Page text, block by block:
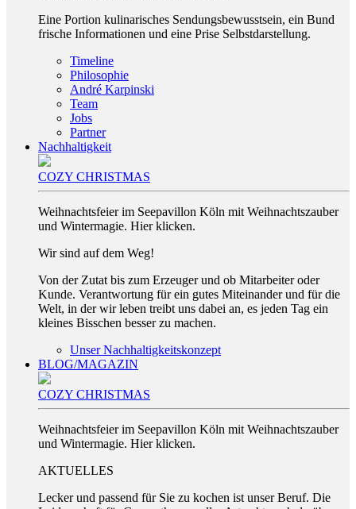
Eine Portion kulinarisches Sendungsbewusstsein, ein Bund
frische Informationen und eine Prise Selbstdarstellung.
Timeline
Philosophie
André Karpinski
Team
Jobs
Partner
Nachhaltigkeit
COZY CHRISTMAS
Weihnachtsfeier im Seepavillon Köln mit Weihnachtszauber
und Wintermagie. Hier klicken.
Wir sind auf dem Weg!
Von der Zutat bis zum Erzeuger und ob Mitarbeiter oder
Kunde. Verantwortung für ein gutes Miteinander und für die
Welt, in der wir leben treibt uns dabei an, es jeden Tag ein
kleines Bisschen besser zu machen.
Unser Nachhaltigkeitskonzept
BLOG/MAGAZIN
COZY CHRISTMAS
Weihnachtsfeier im Seepavillon Köln mit Weihnachtszauber
und Wintermagie. Hier klicken.
AKTUELLES
Lecker und passend für Sie zu kochen ist unser Beruf. Die